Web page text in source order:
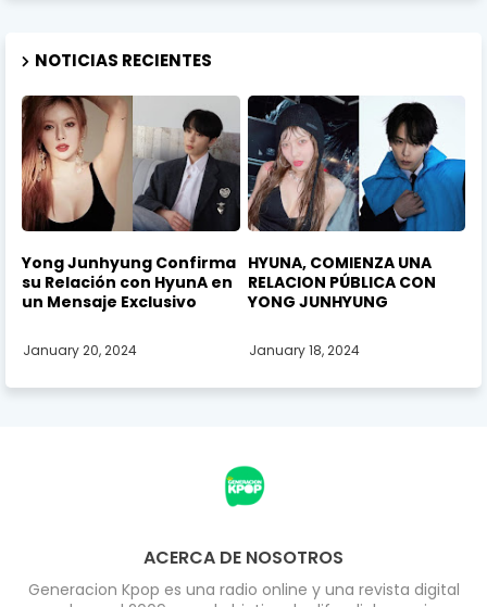
NOTICIAS RECIENTES
Yong Junhyung Confirma
su Relación con HyunA en
un Mensaje Exclusivo
January 20, 2024
HYUNA, COMIENZA UNA
RELACION PÚBLICA CON
YONG JUNHYUNG
January 18, 2024
ACERCA DE NOSOTROS
Generacion Kpop es una radio online y una revista digital